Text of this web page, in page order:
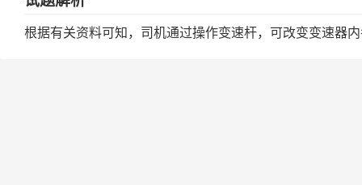
根据有关资料可知，司机通过操作变速杆，可改变变速器